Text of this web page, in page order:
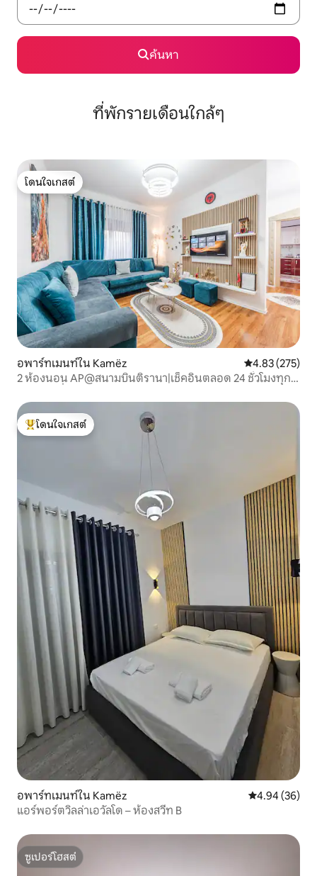
ค้นหา
ที่พักรายเดือนใกล้ๆ
โดนใจเกสต์
โดนใจเกสต์
อพาร์ทเมนท์ใน Kamëz คะแนนเฉลี่ย
4.83 (275)
2 ห้องนอน AP@สนามบินติรานา|เช็คอินตลอด 24 ชั่วโมงทุก
โดนใจเกสต์ที่สุด
โดนใจเกสต์
อพาร์ทเมนท์ใน Kamëz คะแนนเฉลี่ย
4.94 (36)
แอร์พอร์ตวิลล่าเอวัลโด – ห้องสวีท B
ซูเปอร์โฮสต์
ซูเปอร์โฮสต์